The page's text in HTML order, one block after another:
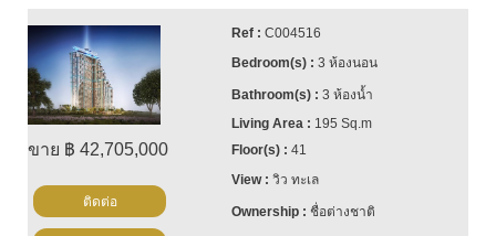
ขาย ฿ 42,705,000
C004516
3 ห้องนอน
3 ห้องน้ำ
195 Sq.m
41
วิว ทะเล
ชื่อต่างชาติ
ติดต่อ